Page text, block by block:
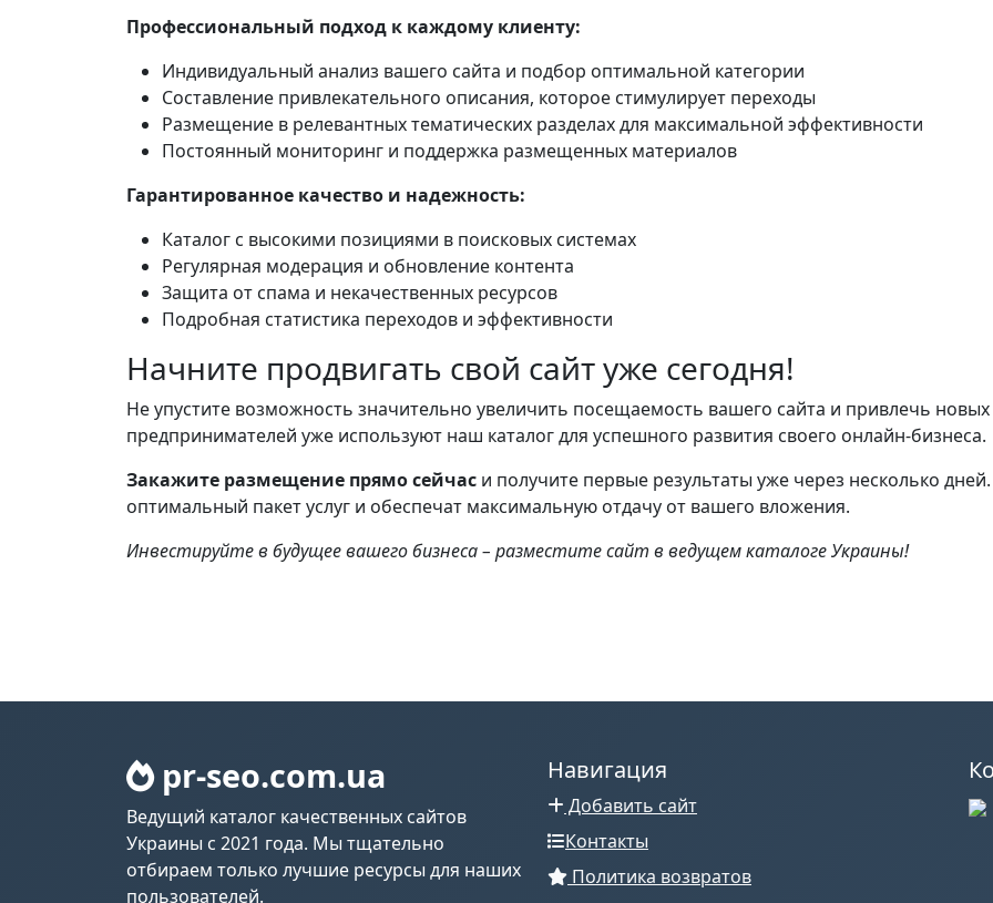
Профессиональный подход к каждому клиенту:
Индивидуальный анализ вашего сайта и подбор оптимальной категории
Составление привлекательного описания, которое стимулирует переходы
Размещение в релевантных тематических разделах для максимальной эффективности
Постоянный мониторинг и поддержка размещенных материалов
Гарантированное качество и надежность:
Каталог с высокими позициями в поисковых системах
Регулярная модерация и обновление контента
Защита от спама и некачественных ресурсов
Подробная статистика переходов и эффективности
Начните продвигать свой сайт уже сегодня!
Не упустите возможность значительно увеличить посещаемость вашего сайта и привлечь новых
предпринимателей уже используют наш каталог для успешного развития своего онлайн-бизнеса.
Закажите размещение прямо сейчас и получите первые результаты уже через несколько
оптимальный пакет услуг и обеспечат максимальную отдачу от вашего вложения.
Инвестируйте в будущее вашего бизнеса – разместите сайт в ведущем каталоге Украины!
pr-seo.com.ua
Ведущий каталог качественных сайтов
Украины с 2021 года. Мы тщательно
отбираем только лучшие ресурсы для наших
пользователей.
Навигация
Добавить сайт
Контакты
Политика возвратов